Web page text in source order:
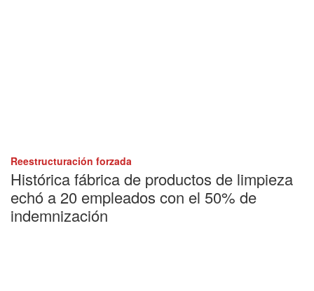
Reestructuración forzada
Histórica fábrica de productos de limpieza
echó a 20 empleados con el 50% de
indemnización